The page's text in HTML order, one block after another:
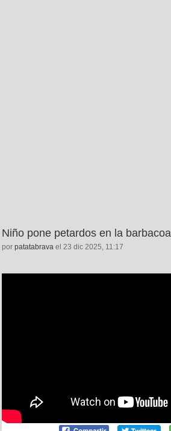
Niño pone petardos en la barbacoa
por patatabrava el 23 dic 2025, 11:17